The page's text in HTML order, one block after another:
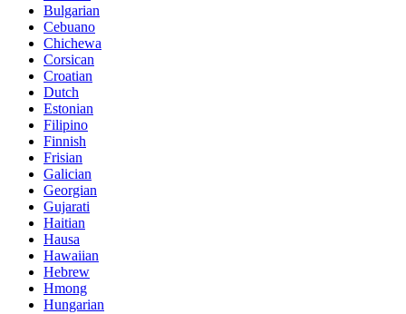
Bulgarian
Cebuano
Chichewa
Corsican
Croatian
Dutch
Estonian
Filipino
Finnish
Frisian
Galician
Georgian
Gujarati
Haitian
Hausa
Hawaiian
Hebrew
Hmong
Hungarian